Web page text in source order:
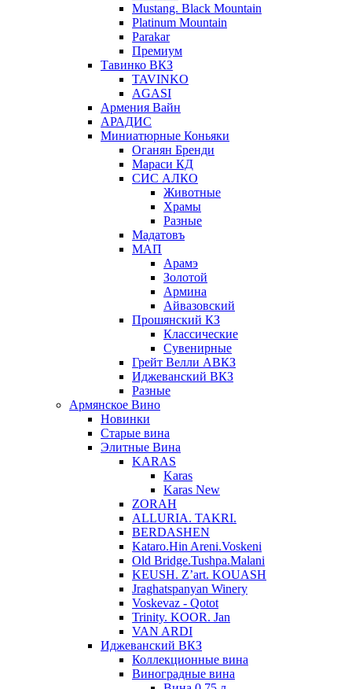
Mustang. Black Mountain
Platinum Mountain
Parakar
Премиум
Тавинко ВКЗ
TAVINKO
AGASI
Армения Вайн
АРАДИС
Миниатюрные Коньяки
Оганян Бренди
Мараси КД
СИС АЛКО
Животные
Храмы
Разные
Мадатовъ
МАП
Арамэ
Золотой
Армина
Айвазовский
Прошянский КЗ
Классические
Сувенирные
Грейт Велли АВКЗ
Иджеванский ВКЗ
Разные
Армянское Вино
Новинки
Старые вина
Элитные Вина
KARAS
Karas
Karas New
ZORAH
ALLURIA. TAKRI.
BERDASHEN
Kataro.Hin Areni.Voskeni
Old Bridge.Tushpa.Malani
KEUSH. Z’art. KOUASH
Jraghatspanyan Winery
Voskevaz - Qotot
Trinity. KOOR. Jan
VAN ARDI
Иджеванский ВКЗ
Коллекционные вина
Виноградные вина